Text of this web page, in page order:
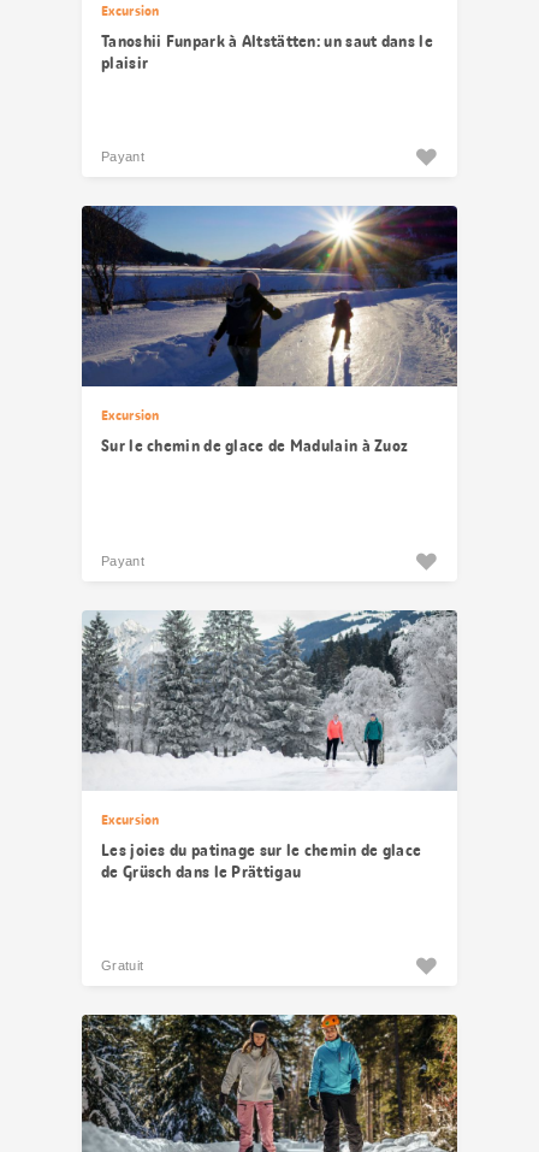
Excursion
Tanoshii Funpark à Altstätten: un saut dans le
plaisir
Payant
Excursion
Sur le chemin de glace de Madulain à Zuoz
Payant
Excursion
Les joies du patinage sur le chemin de glace
de Grüsch dans le Prättigau
Gratuit